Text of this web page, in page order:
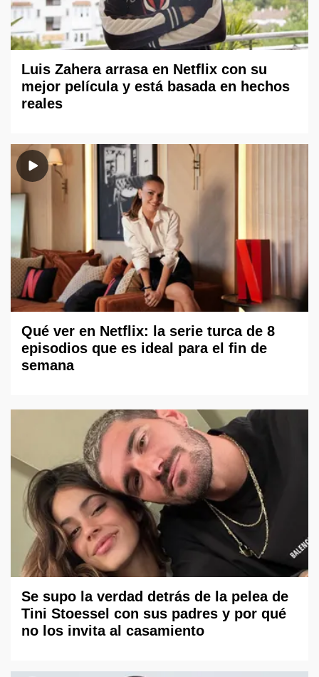
Luis Zahera arrasa en Netflix con su
mejor película y está basada en hechos
reales
Qué ver en Netflix: la serie turca de 8
episodios que es ideal para el fin de
semana
Se supo la verdad detrás de la pelea de
Tini Stoessel con sus padres y por qué
no los invita al casamiento